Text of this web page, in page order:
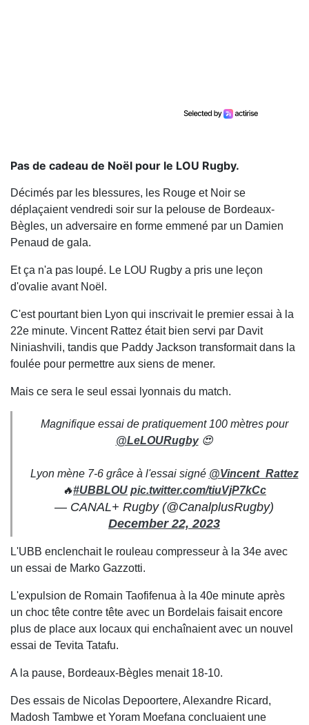
Pas de cadeau de Noël pour le LOU Rugby.
Décimés par les blessures, les Rouge et Noir se
déplaçaient vendredi soir sur la pelouse de Bordeaux-
Bègles, un adversaire en forme emmené par un Damien
Penaud de gala.
Et ça n'a pas loupé. Le LOU Rugby a pris une leçon
d'ovalie avant Noël.
C'est pourtant bien Lyon qui inscrivait le premier essai à la
22e minute. Vincent Rattez était bien servi par Davit
Niniashvili, tandis que Paddy Jackson transformait dans la
foulée pour permettre aux siens de mener.
Mais ce sera le seul essai lyonnais du match.
Magnifique essai de pratiquement 100 mètres pour
@LeLOURugby😍
Lyon mène 7-6 grâce à l'essai signé @Vincent_Rattez
🔥#UBBLOU pic.twitter.com/tiuVjP7kCc
— CANAL+ Rugby (@CanalplusRugby)
December 22, 2023
L'UBB enclenchait le rouleau compresseur à la 34e avec
un essai de Marko Gazzotti.
L'expulsion de Romain Taofifenua à la 40e minute après
un choc tête contre tête avec un Bordelais faisait encore
plus de place aux locaux qui enchaînaient avec un nouvel
essai de Tevita Tatafu.
A la pause, Bordeaux-Bègles menait 18-10.
Des essais de Nicolas Depoortere, Alexandre Ricard,
Madosh Tambwe et Yoram Moefana concluaient une